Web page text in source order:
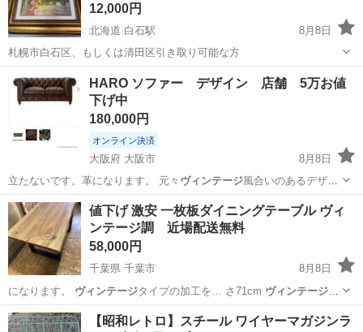
12,000円
北海道 白石駅
8月8日
札幌市白石区、もしくは清田区引き取り可能な方
北海道 札幌市 インテリア雑貨/小物
HARO ソファー デザイン 店舗 5万お値
下げ中
180,000円
オンライン決済
大阪府 大阪市
8月8日
立たないです。革になります。 元々 ヴィンテージ風合いのあるデザイ
ンソファーで、職…
大阪 大阪市 生活雑貨 HARO
値下げ 激安 一枚板ダイニングテーブル ヴィ
ンテージ調 近場配送無料
58,000円
千葉県 千葉市
8月8日
になります。 ヴィンテージタイプの加工を… さ71cm ヴィンテージ感
が出る様にム…
千葉 千葉市 テーブル ヴィンテージ
【昭和レトロ】スチール ワイヤーマガジンラ